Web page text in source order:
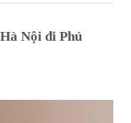
Nội đi Phú